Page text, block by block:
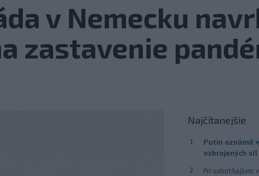
v Nemecku
zastavenie
Najčítanejšie
1
Putin oznámil
ozbrojených síl
2
Pri sobotňajšom